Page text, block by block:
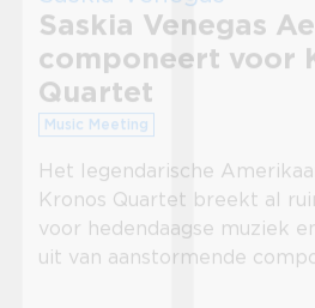
Saskia Venegas
componeert voor
Quartet
Music Meeting
Het legendarische
Kronos Quartet breekt al
voor hedendaagse muziek
uit van aanstormende